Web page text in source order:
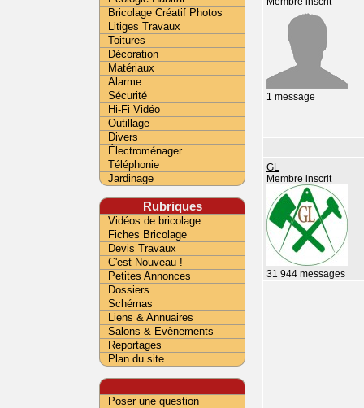
1 message
GL
Membre inscrit
31 944 messages
Bricolage Créatif Photos
Litiges Travaux
Toitures
Décoration
Matériaux
Alarme
Sécurité
Hi-Fi Vidéo
Outillage
Divers
Électroménager
Téléphonie
Jardinage
Rubriques
Vidéos de bricolage
Fiches Bricolage
Devis Travaux
C'est Nouveau !
Petites Annonces
Dossiers
Schémas
Liens & Annuaires
Salons & Evènements
Reportages
Plan du site
Poser une question